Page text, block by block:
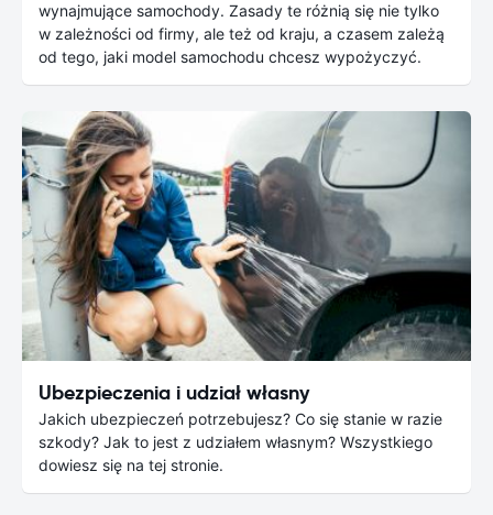
wynajmujące samochody. Zasady te różnią się nie tylko
w zależności od firmy, ale też od kraju, a czasem zależą
od tego, jaki model samochodu chcesz wypożyczyć.
Ubezpieczenia i udział własny
Jakich ubezpieczeń potrzebujesz? Co się stanie w razie
szkody? Jak to jest z udziałem własnym? Wszystkiego
dowiesz się na tej stronie.